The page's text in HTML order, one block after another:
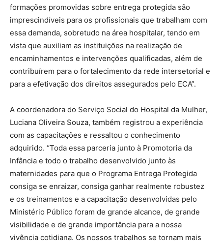
formações promovidas sobre entrega protegida são
imprescindíveis para os profissionais que trabalham com
essa demanda, sobretudo na área hospitalar, tendo em
vista que auxiliam as instituições na realização de
encaminhamentos e intervenções qualificadas, além de
contribuírem para o fortalecimento da rede intersetorial e
para a efetivação dos direitos assegurados pelo ECA”.
A coordenadora do Serviço Social do Hospital da Mulher,
Luciana Oliveira Souza, também registrou a experiência
com as capacitações e ressaltou o conhecimento
adquirido. “Toda essa parceria junto à Promotoria da
Infância e todo o trabalho desenvolvido junto às
maternidades para que o Programa Entrega Protegida
consiga se enraizar, consiga ganhar realmente robustez
e os treinamentos e a capacitação desenvolvidas pelo
Ministério Público foram de grande alcance, de grande
visibilidade e de grande importância para a nossa
vivência cotidiana. Os nossos trabalhos se tornam mais